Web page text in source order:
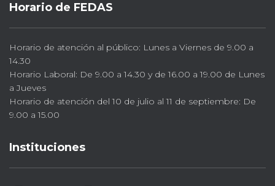
Horario de FEDAS
Horario de atención al público: Lunes a Viernes de 9.00 a
14.30
Horario Laboral: De 9.00 a 14.30 y de 16.00 a 19.00 de Lunes
a Jueves
Horario de atención del 10 de julio al 11 de septiembre: De
9.00 a 15.00
Instituciones